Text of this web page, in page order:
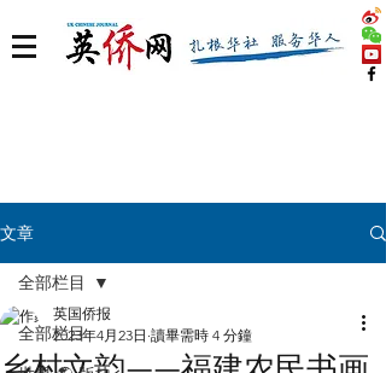
文章
全部栏目
全部栏目
英国侨报
2023年4月23日 讀畢需時 4 分鐘